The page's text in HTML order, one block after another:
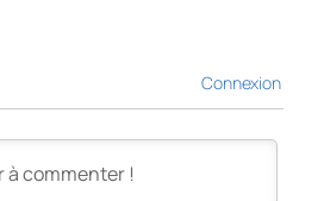
Connexion